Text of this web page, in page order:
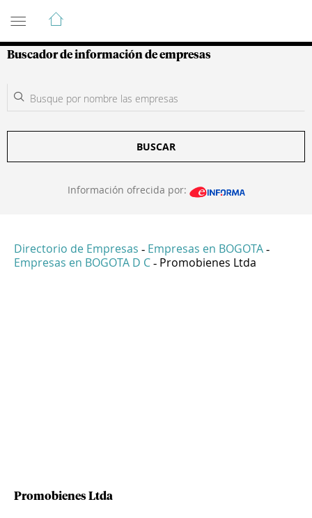
Guía de Empresas Colombianas
Buscador de información de empresas
BUSCAR
Información ofrecida por:
Directorio de Empresas - Empresas en BOGOTA -
Empresas en BOGOTA D C - Promobienes Ltda
Promobienes Ltda